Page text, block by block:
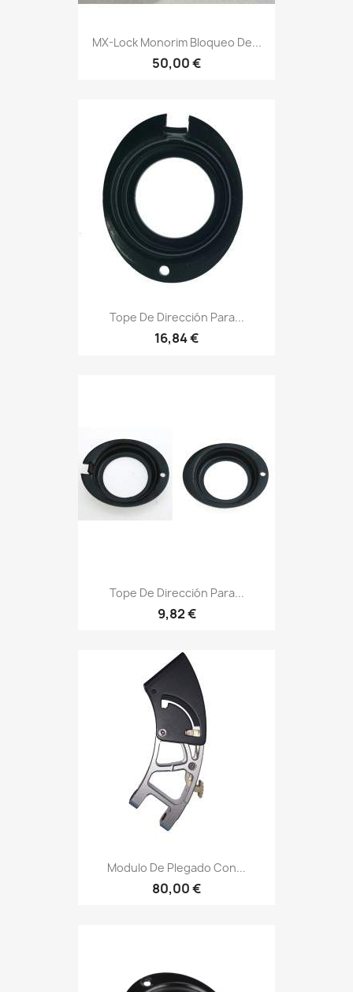
MX-Lock Monorim Bloqueo De...
50,00 €
Tope De Dirección Para...
16,84 €
Tope De Dirección Para...
9,82 €
Modulo De Plegado Con...
80,00 €